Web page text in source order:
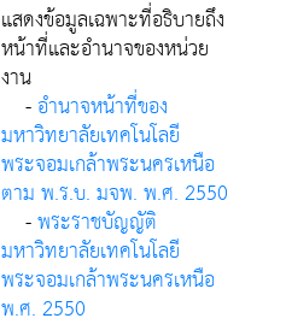
แสดงข้อมูลเฉพาะที่อธิบายถึง
หน้าที่และอำนาจของหน่วย
งาน
-อำนาจหน้าที่ของ
มหาวิทยาลัยเทคโนโลยี
พระจอมเกล้าพระนครเหนือ
ตาม พ.ร.บ. มจพ. พ.ศ. 2550
-พระราชบัญญัติ
มหาวิทยาลัยเทคโนโลยี
พระจอมเกล้าพระนครเหนือ
พ.ศ. 2550